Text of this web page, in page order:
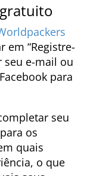
em “Registre-
seu e-mail ou
para
seu
os
quais
o que